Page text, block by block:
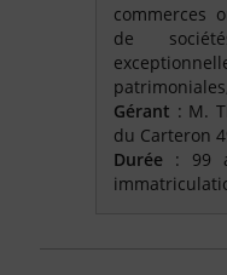
commerces
de
Gérant : M.
du Carteron
Durée : 99